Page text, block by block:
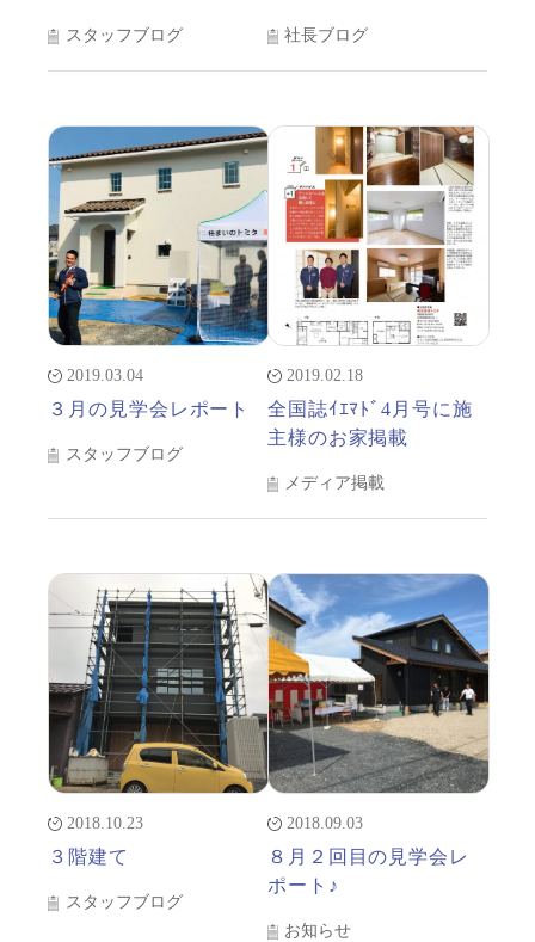
スタッフブログ 社長ブログ
2019.03.04
３月の見学会レポート
スタッフブログ
2019.02.18
全国誌ｲｴﾏﾄﾞ4月号に施
主様のお家掲載
メディア掲載
2018.10.23
３階建て
スタッフブログ
2018.09.03
８月２回目の見学会レ
ポート♪
お知らせ